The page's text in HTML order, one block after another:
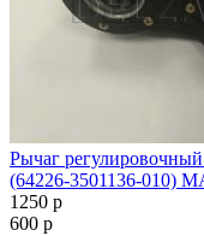
Рычаг
(64226-3501136-010)
1250 p
600 p